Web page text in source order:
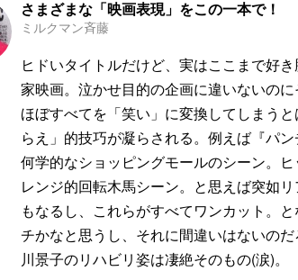
さまざまな「映画表現」をこの一本で！
ミルクマン斉藤
ヒドいタイトルだけど、実はここまで好
家映画。泣かせ目的の企画に違いないのに
ほぼすべてを「笑い」に変換してしまう
らえ」的技巧が凝らされる。例えば『パ
何学的なショッピングモールのシーン。
レンジ的回転木馬シーン。と思えば突如
もなるし、これらがすべてワンカット。
チかなと思うし、それに間違いはないの
川景子のリハビリ姿は凄絶そのもの(涙)。